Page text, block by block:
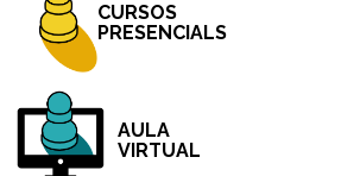
CURSOS
PRESENCIALS
AULA
VIRTUAL